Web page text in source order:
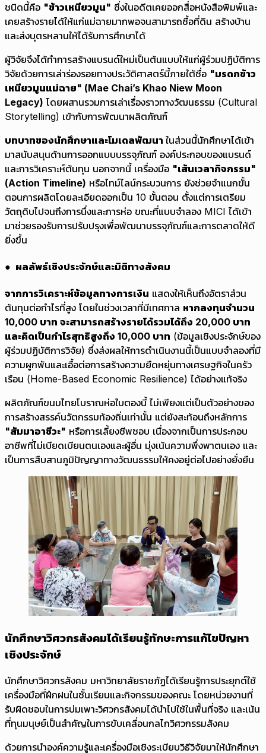
ชนิดนี้คือ "ข้าวเหนียวมูน" ซึ่งในอดีตเคยออกสื่อหนังสือพิมพ์และ
เคยสร้างรายได้ให้แก่แม่ฉายมากพอจนสามารถซื้อที่ดิน สร้างบ้าน
และส่งบุตรหลานให้ได้รับการศึกษาได้
ผู้วิจัยจึงได้ทำการสร้างแบรนด์ใหม่เป็นต้นแบบให้แก่ผู้ร่วมปฏิบัติการ
วิจัยด้วยการเล่าร่องรอยทางประวัติศาสตร์นี้ภายใต้ชื่อ "มรดกข้าว
เหนียวมูนแม่ฉาย" (Mae Chai’s Khao Niew Moon
Legacy) โดยผสานรวมการเล่าเรื่องราวทางวัฒนธรรม (Cultural
Storytelling) เข้ากับการพัฒนาผลิตภัณฑ์
บทบาทของนักศึกษาและโมเดลพัฒนา ในส่วนนี้นักศึกษาได้เข้า
มาสนับสนุนด้านการออกแบบบรรจุภัณฑ์ องค์ประกอบของแบรนด์
และการวิเคราะห์ต้นทุน นอกจากนี้ เครื่องมือ "เส้นเวลากิจกรรม"
(Action Timeline) หรือไทม์ไลน์กระบวนการ ยังช่วยจำแนกขั้น
ตอนการผลิตโดยละเอียดออกเป็น 10 ขั้นตอน ตั้งแต่การเตรียม
วัตถุดิบไปจนถึงการนึ่งและการห่อ ขณะที่แบบจำลอง MICI ได้เข้า
มาช่วยรองรับการปรับปรุงเพื่อพัฒนาบรรจุภัณฑ์และการตลาดให้ดี
ยิ่งขึ้น
● ผลลัพธ์เชิงประจักษ์และมิติทางสังคม
จากการวิเคราะห์ข้อมูลทางการเงิน แสดงให้เห็นถึงอัตราส่วน
ต้นทุนต่อกำไรที่สูง โดยในช่วงเวลาที่มีเทศกาล หากลงทุนจำนวน
10,000 บาท จะสามารถสร้างรายได้รวมได้ถึง 20,000 บาท
และคิดเป็นกำไรสุทธิสูงถึง 10,000 บาท (ข้อมูลเชิงประจักษ์ของ
ผู้ร่วมปฏิบัติการวิจัย) ซึ่งส่งผลให้การดำเนินงานนี้เป็นแบบจำลองที่มี
ความผูกพันและเอื้อต่อการสร้างความยืดหยุ่นทางเศรษฐกิจในครัว
เรือน (Home-Based Economic Resilience) ได้อย่างแท้จริง
ผลิตภัณฑ์ขนมไทยโบราณห่อใบตองนี้ ไม่เพียงแต่เป็นตัวอย่างของ
การสร้างสรรค์นวัตกรรมท้องถิ่นเท่านั้น แต่ยังสะท้อนถึงหลักการ
"สัมมาอาชีวะ" หรือการเลี้ยงชีพชอบ เนื่องจากเป็นการประกอบ
อาชีพที่ไม่เบียดเบียนตนเองและผู้อื่น มุ่งเน้นความพึ่งพาตนเอง และ
เป็นการสืบสานภูมิปัญญาทางวัฒนธรรมให้คงอยู่ต่อไปอย่างยั่งยืน
นักศึกษาวิศวกรสังคมได้เรียนรู้ทักษะการแก้ไขปัญหา
เชิงประจักษ์
นักศึกษาวิศวกรสังคม มหาวิทยาลัยราชภัฏได้เรียนรู้การประยุกต์ใช้
เครื่องมือที่ฝึกฝนในชั้นเรียนและกิจกรรมของคณะ โดยหน่วยงานที่
รับผิดชอบในการบ่มเพาะวิศวกรสังคมได้นำไปใช้ในพื้นที่จริง และเน้น
ที่ทุนมนุษย์เป็นสำคัญในการขับเคลื่อนกลไกวิศวกรรมสังคม
ด้วยการนำองค์ความรู้และเครื่องมือเชิงระเบียบวิธีวิจัยมาให้นักศึกษา